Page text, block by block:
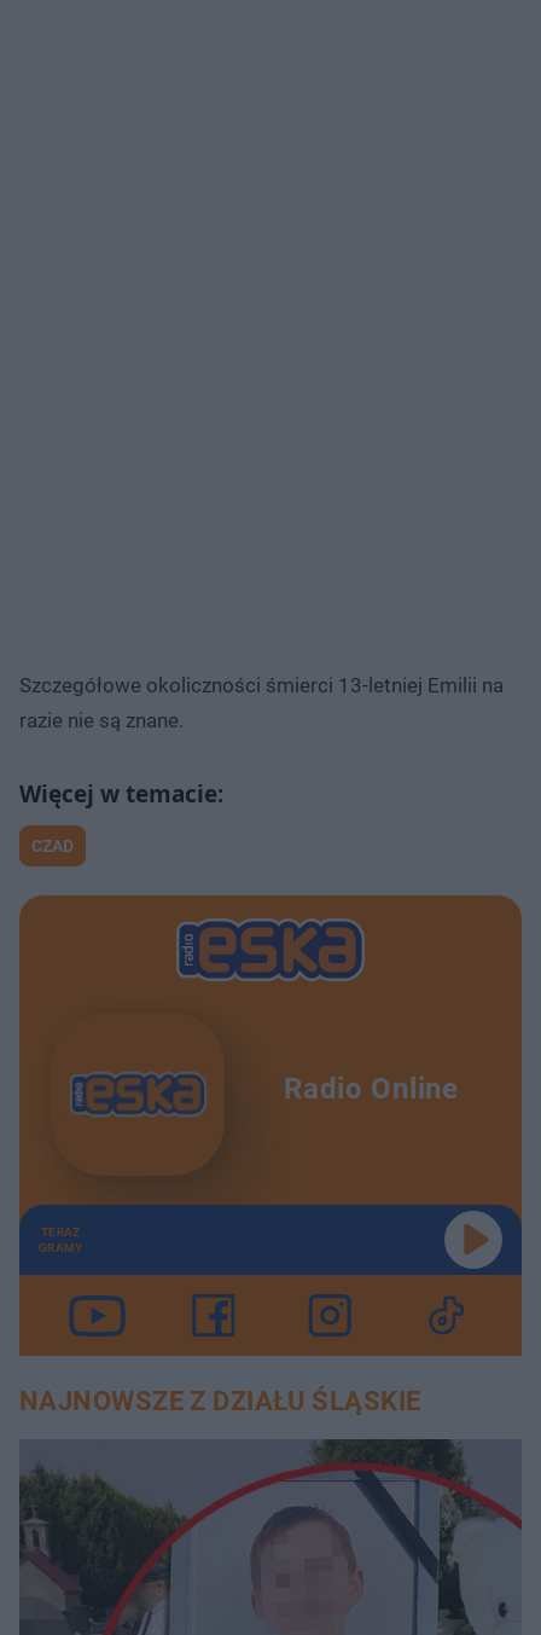
Szczegółowe okoliczności śmierci 13-letniej Emilii na
razie nie są znane.
CZAD
Radio Online
TERAZ
GRAMY
NAJNOWSZE Z DZIAŁU ŚLĄSKIE